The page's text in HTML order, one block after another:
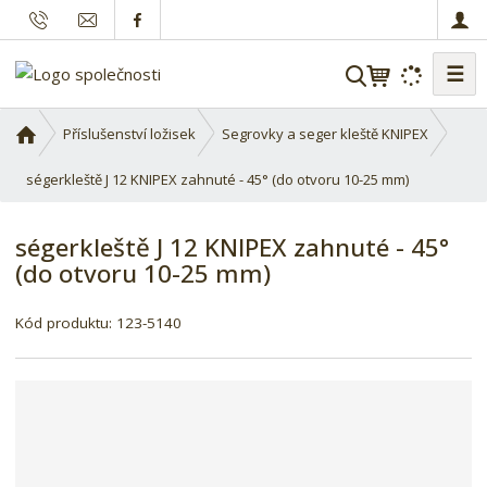
V
h
e
a
t
☰
v
o
í
s
r
Příslušenství ložisek Segrovky a seger kleště KNIPEX
ségerkleště J 12 KNIPEX zahnuté - 45° (do otvoru 10-25 mm)
ségerkleště J 12 KNIPEX zahnuté - 45°
(do otvoru 10-25 mm)
Kód produktu: 123-5140